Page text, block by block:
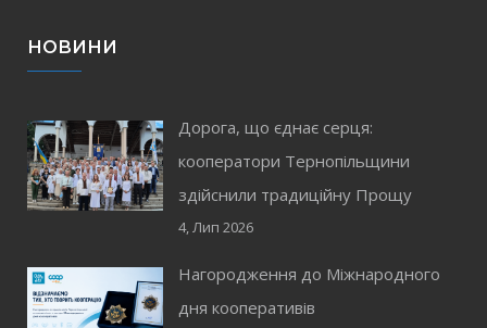
НОВИНИ
Дорога, що єднає серця:
кооператори Тернопільщини
здійснили традиційну Прощу
4, Лип 2026
Нагородження до Міжнародного
дня кооперативів